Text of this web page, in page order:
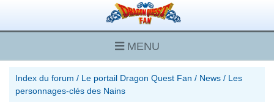
MENU
Index du forum / Le portail Dragon Quest Fan / News / Les
personnages-clés des Nains